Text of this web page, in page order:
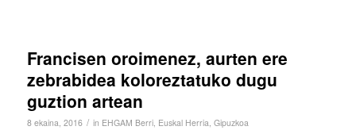
Francisen oroimenez, aurten ere
zebrabidea koloreztatuko dugu
guztion artean
8 ekaina, 2016 / in EHGAM Berri, Euskal Herria Gipuzkoa